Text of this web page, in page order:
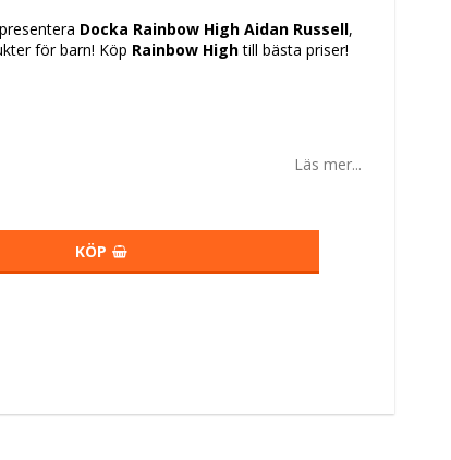
Docka Rainbow High Aidan Russell,
för barn! Köp Rainbow Hightill bästa priser!
Läs mer...
KÖP